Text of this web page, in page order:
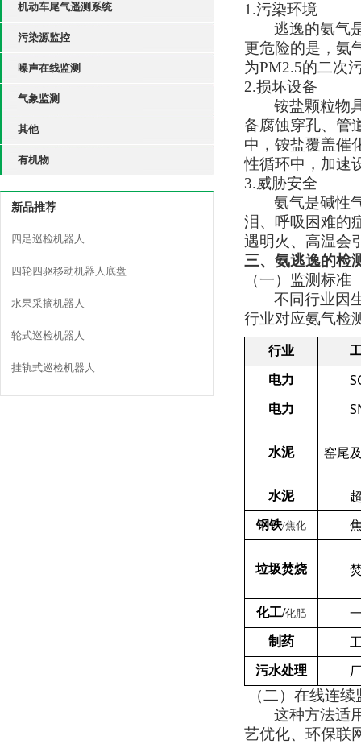
机动车尾气遥测系统
污染源监控
噪声在线监测
气象监测
其他
有机物
新品推荐
四足巡检机器人
四轮四驱移动机器人底盘
水果采摘机器人
轮式巡检机器人
挂轨式巡检机器人
1.污染环境
逃逸的氨气
更危险的是，氨
为PM2.5的二次
2.损坏设备
铵盐颗粒物
备腐蚀穿孔、管
中 ，铵盐覆盖
性循环中，加速
3.威胁安全
氨气是碱性
泪、呼吸困难的
遇明火、高温会
三、氨逃逸的检
（一）监测标准
不同行业因
行业对应氨气检
行业
电力
电力
水泥 窑尾
水泥
钢铁/焦化
垃圾焚烧
化工/化肥
制药
污水处理
（二）在线连
这种方法适
艺优化、环保联